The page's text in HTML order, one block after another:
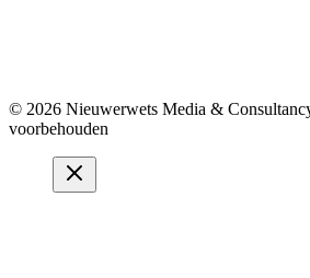
© 2026 Nieuwerwets Media &
voorbehouden